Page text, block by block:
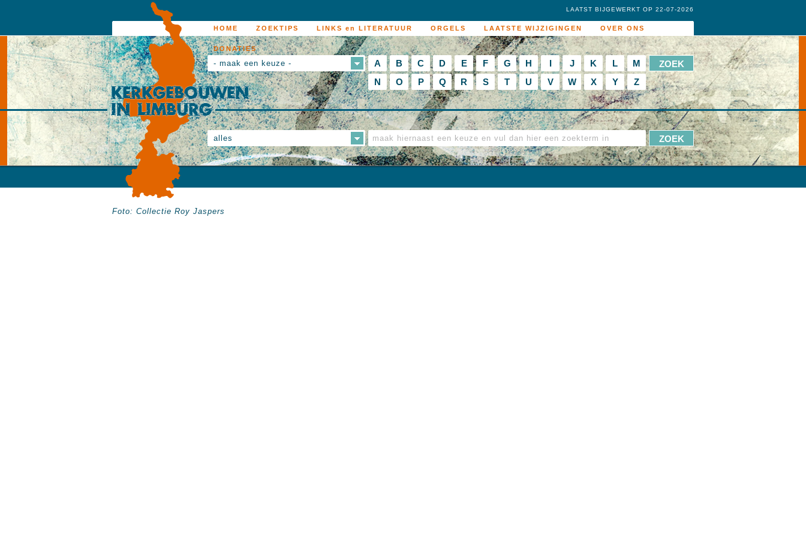
HOME ZOEKTIPS LINKS en LITERATUUR ORGELS LAATSTE WIJZIGINGEN OVER ONS
DONATIES
LAATST BIJGEWERKT OP 22-07-2026
- maak een keuze - A B C D E F G H I J K L
M
N
O P Q R S T U V W X Y Z
alles
Foto: Collectie Roy Jaspers